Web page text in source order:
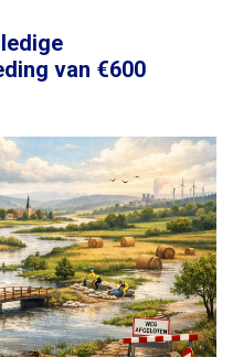
van €600